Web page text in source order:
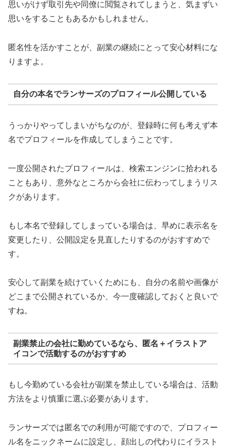
思いがけず取引先や同僚に閲覧されてしまうと、気まずい
思いをすることもあるかもしれません。
匿名性を活かすことが、副業の継続にとって安心材料にな
りますよ。
自分の本名でランサーズのプロフィール公開している
うっかりやってしまいがちなのが、登録時に何も考えず本
名でプロフィールを作成してしまうことです。
一度公開されたプロフィールは、検索エンジンに拾われる
こともあり、意外なところから会社に伝わってしまうリス
クがあります。
もし本名で登録してしまっている場合は、早めに表示名を
変更したり、公開設定を見直したりするのがおすすめで
す。
安心して副業を続けていくためにも、自分の名前や画像が
どこまで公開されているか、今一度確認しておくと良いで
すね。
副業禁止の会社に勤めているなら、匿名＋イラストア
イコンで活動するのがおすすめ
もし今勤めている会社が副業を禁止している場合は、活動
方法をより慎重に選ぶ必要があります。
ランサーズでは匿名での利用が可能ですので、プロフィー
ル名をニックネームに設定し、顔出しの代わりにイラスト